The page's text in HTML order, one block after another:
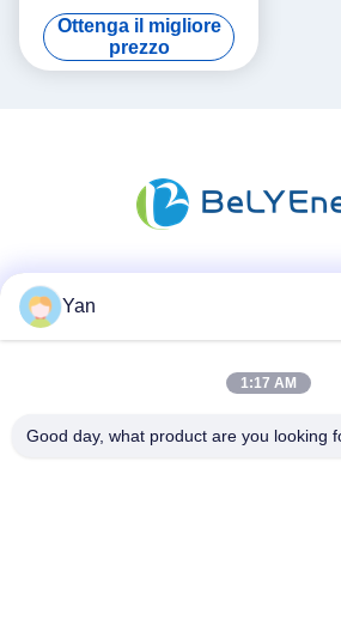
capacità per lo stoccaggio di
energia domestica
Ottenga il migliore
prezzo
Yan
1:17 AM
Good day, what product are you looking